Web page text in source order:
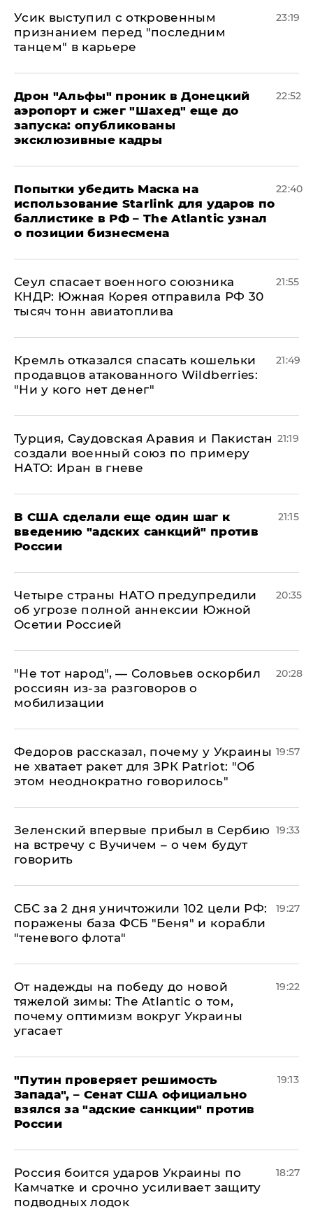
Усик выступил с откровенным
признанием перед "последним
танцем" в карьере
23:19
Дрон "Альфы" проник в Донецкий
аэропорт и сжег "Шахед" еще до
запуска: опубликованы
эксклюзивные кадры
22:52
Попытки убедить Маска на
использование Starlink для ударов по
баллистике в РФ – The Atlantic узнал
о позиции бизнесмена
22:40
​Сеул спасает военного союзника
КНДР: Южная Корея отправила РФ 30
тысяч тонн авиатоплива
21:55
Кремль отказался спасать кошельки
продавцов атакованного Wildberries:
"Ни у кого нет денег"
21:49
Турция, Саудовская Аравия и Пакистан
создали военный союз по примеру
НАТО: Иран в гневе
21:19
В США сделали еще один шаг к
введению "адских санкций" против
России
21:15
Четыре страны НАТО предупредили
об угрозе полной аннексии Южной
Осетии Россией
20:35
​"Не тот народ", — Соловьев оскорбил
россиян из-за разговоров о
мобилизации
20:28
Федоров рассказал, почему у Украины
не хватает ракет для ЗРК Patriot: "Об
этом неоднократно говорилось"
19:57
Зеленский впервые прибыл в Сербию
на встречу с Вучичем – о чем будут
говорить
19:33
СБС за 2 дня уничтожили 102 цели РФ:
поражены база ФСБ "Беня" и корабли
"теневого флота"
19:27
От надежды на победу до новой
тяжелой зимы: The Atlantic о том,
почему оптимизм вокруг Украины
угасает
19:22
"Путин проверяет решимость
Запада", – Сенат США официально
взялся за "адские санкции" против
России
19:13
Россия боится ударов Украины по
Камчатке и срочно усиливает защиту
подводных лодок
18:27